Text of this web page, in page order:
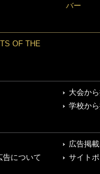
バー
OF THE
大会か
学校か
広告掲
告について
サイト